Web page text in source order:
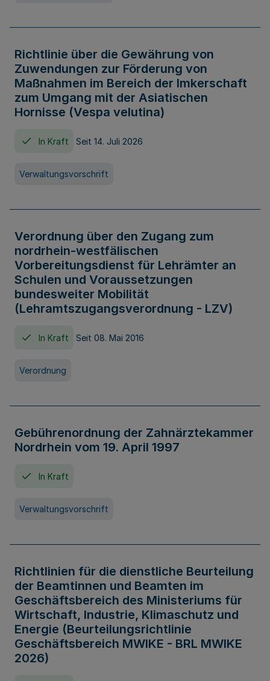
Richtlinie über die Gewährung von
Zuwendungen zur Förderung von
Maßnahmen im Bereich der Imkerschaft
zum Umgang mit der Asiatischen
Hornisse (Vespa velutina)
In Kraft Seit 14. Juli 2026
Verwaltungsvorschrift
Verordnung über den Zugang zum
nordrhein-westfälischen
Vorbereitungsdienst für Lehrämter an
Schulen und Voraussetzungen
bundesweiter Mobilität
(Lehramtszugangsverordnung - LZV)
In Kraft Seit 08. Mai 2016
Verordnung
Gebührenordnung der Zahnärztekammer
Nordrhein vom 19. April 1997
In Kraft
Verwaltungsvorschrift
Richtlinien für die dienstliche Beurteilung
der Beamtinnen und Beamten im
Geschäftsbereich des Ministeriums für
Wirtschaft, Industrie, Klimaschutz und
Energie (Beurteilungsrichtlinie
Geschäftsbereich MWIKE - BRL MWIKE
2026)